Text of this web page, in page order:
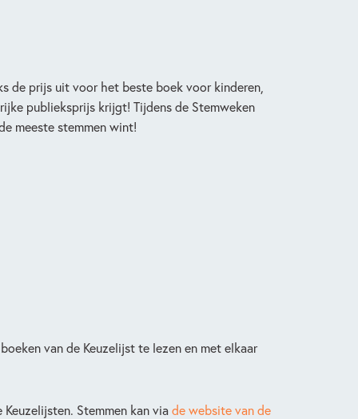
de prijs uit voor het beste boek voor kinderen,
publieksprijs krijgt! Tijdens de Stemweken
meeste stemmen wint!
van de Keuzelijst te lezen en met elkaar
Stemmen kan viade website van de